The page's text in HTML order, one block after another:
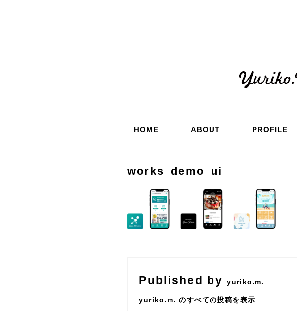
HOME ABOUT PROFILE
works_demo_ui
Published byyuriko.m.
yuriko.m. のすべての投稿を表示